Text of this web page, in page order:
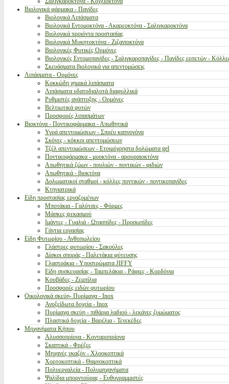
Βιολογικά φάρμακα - Παγίδες
Βιολογικά Λιπάσματα
Βιολογικά Εντομοκτόνα - Ακαρεοκτόνα - Σαλιγκαροκτόνα
Βιολογικά προιόντα προστασίας
Βιολογικά Μυκητοκτόνα - Ζιζανιοκτόνα
Βιολογικές Φυτικές Ορμόνες
Βιολογικές Εντομοπαγίδες - Σαλιγκαροπαγίδες - Παγίδες ερπετών -
Σκευάσματα βιολογικά για απεντομώσεις
Λιπάσματα - Ορμόνες
Κοκκώδη χημικά λιπάσματα
Λιπάσματα υδατοδιαλυτά διαφυλλικά
Ρυθμιστές ανάπτυξης - Ορμόνες
Βελτιωτικά φυτών
Προσφορές λιπασμάτων
Βιοκτόνα - Ποντικοφάρμακα - Απωθητικά
Υγρά απεντομώσεων - Σπρέυ καπνογόνα
Σκόνες - κόκκοι απεντομώσεων
Τζέλ απεντομώσεων - Ετοιμόχρηστα δολώματα gel
Ποντικοφάρμακα - μυοκτόνα - αρουραιοκτόνα
Απωθητικά ζώων - πουλιών - ποντικών - φιδιών
Απωθητικά - βιοκτόνα
Δολωματικοί σταθμοί - κόλλες ποντικών - ποντικοπαγίδες
Κτηνιατρικά
Είδη προστασίας εργαζομένων
Μποτάκια - Γαλότσες - Φόρμες
Μάσκες ψεκασμού
Ιμάντες - Γυαλιά - Ωτασπίδες - Προσωπίδες
Γάντια εργασίας
Είδη Φυτωρίου - Ανθοπωλείου
Γλάστρες φυτωρίου - Σακούλες
Δίσκοι σποράς - Παλετάκια φύτευσης
Γλαστράκια - Υποστρώματα JIFFY
Είδη συσκευασίας - Ταμπελάκια - Ράφιες - Κορδόνια
Κουβάδες - Ζεμπίλια
Προσφορές ειδών φυτωρίου
Οικολογικά σκεύη- Πυρίμαχα - Inox
Ανοξείδωτα δοχεία - Inox
Πυρίμαχα σκεύη - πιθάρια λαδιού - λεκάνες ζυμώματος
Πλαστικά δοχεία - Βαρέλια - Τενεκέδες
Μηχανήματα Κήπου
Αλυσσοπρίονα - Κονταροπρίονα
Σκαπτικά - Φρέζες
Μηχανές γκαζόν - Χλοοκοπτικά
Χορτοκοπτικά - Θαμνοκοπτικά
Πολυεργαλεία - Πολυμηχανήματα
Ψαλίδια μπορντούρας - Ευθυγραμμιστές